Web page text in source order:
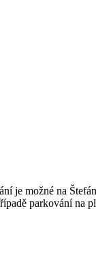
je možné na
parkování na